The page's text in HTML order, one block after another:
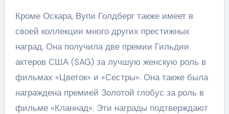
Кроме Оскара, Вупи Голдберг также имеет в
своей коллекции много других престижных
наград. Она получила две премии Гильдии
актеров США (SAG) за лучшую женскую роль в
фильмах «Цветок» и «Сестры». Она также была
награждена премией Золотой глобус за роль в
фильме «Кланнад». Эти награды подтверждают